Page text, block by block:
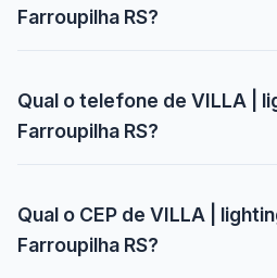
Farroupilha RS?
Qual o telefone de VILLA |
Farroupilha RS?
Qual o CEP de VILLA |
Farroupilha RS?